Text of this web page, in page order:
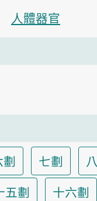
人體器官
劃 七劃
五劃 十六劃